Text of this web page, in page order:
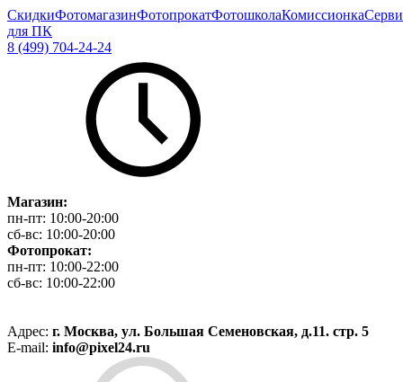
СкидкиФотомагазинФотопрокатФотошколаКомиссионка
для ПК
8 (499) 704-24-24
Магазин:
пн-пт: 10:00-20:00
сб-вс: 10:00-20:00
Фотопрокат:
пн-пт: 10:00-22:00
сб-вс: 10:00-22:00
Адрес: г. Москва, ул. Большая Семеновская, д.11. стр. 5
E-mail: info@pixel24.ru